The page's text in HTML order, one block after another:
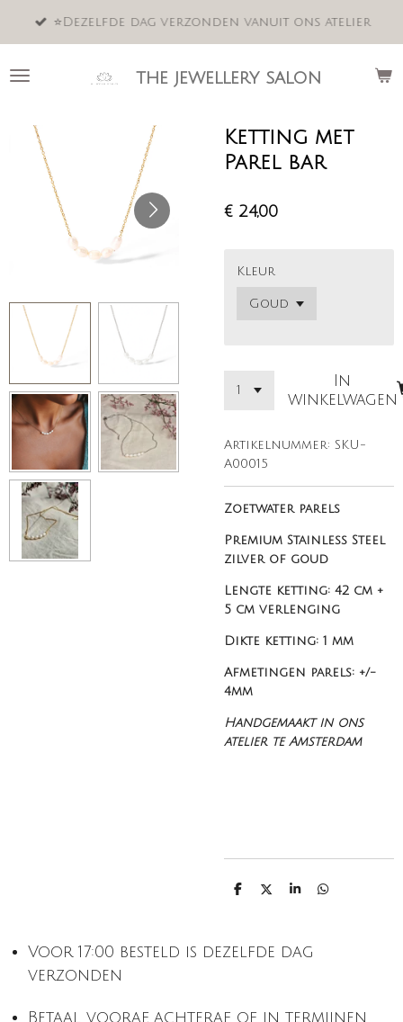
de
the jewellery salon
⭐️Dezelfde dag verzonden vanuit ons atelier
Ketting met
Parel bar
€ 24,00
Kleur
In
winkelwagen
Artikelnummer: SKU-
A00015
Zoetwater parels
Premium Stainless Steel
zilver of goud
Lengte ketting: 42 cm +
5 cm verlenging
Dikte ketting: 1 mm
Afmetingen parels: +/-
4mm
Handgemaakt in ons
atelier te Amsterdam
D
n
D
S
e
D
Voor 17:00 besteld is dezelfde dag
verzonden
Betaal vooraf, achteraf of in termijnen